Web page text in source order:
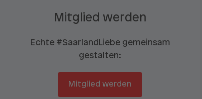
Mitglied werden
Echte #SaarlandLiebe gemeinsam
gestalten:
Mitglied werden